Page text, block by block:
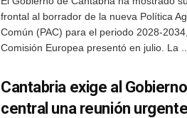
frontal al borrador de la nueva Política
Común (PAC) para el periodo 2028-
Comisión Europea presentó en julio. La ...
Cantabria exige al Gobierno
central una reunión